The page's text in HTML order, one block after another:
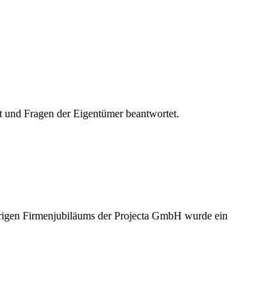
Fragen der Eigentümer beantwortet.
Firmenjubiläums der Projecta GmbH wurde ein